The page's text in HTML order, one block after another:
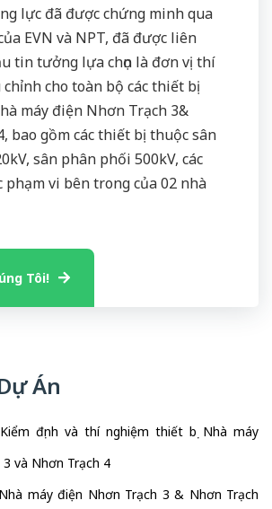
lực đã được chứng minh qua
EVN và NPT, đã được liên
tin tưởng lựa chọn là đơn vị thí
cho toàn bộ các thiết bị
máy điện Nhơn Trạch 3&
bao gồm các thiết bị thuộc sân
sân phân phối 500kV, các
vi bên trong của 02 nhà
Tôi!
Án
Kiểm định và thí nghiệm thiết bị Nhà máy
và Nhơn Trạch 4
Nhà máy điện Nhơn Trạch 3 & Nhơn Trạch